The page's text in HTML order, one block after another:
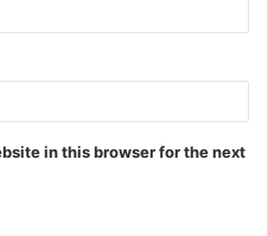
in this browser for the next